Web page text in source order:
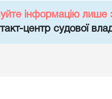
інформацію лише
центр судової